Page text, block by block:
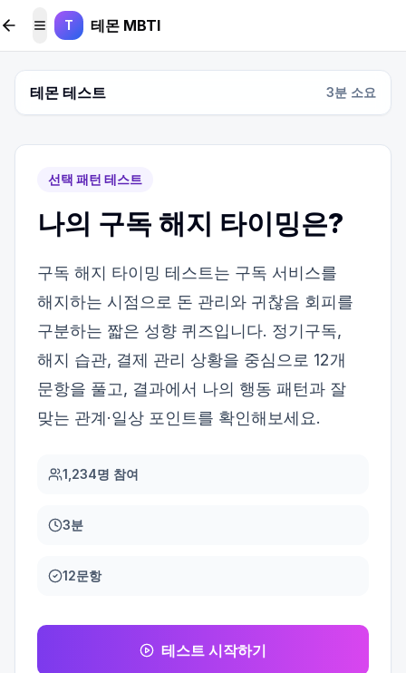
본문 바로가기
메뉴 토글
T 테몬 MBTI
테몬 테스트 3분 소요
선택 패턴 테스트
나의 구독 해지 타이밍은?
구독 해지 타이밍 테스트는 구독 서비스를
해지하는 시점으로 돈 관리와 귀찮음 회피를
구분하는 짧은 성향 퀴즈입니다. 정기구독,
해지 습관, 결제 관리 상황을 중심으로 12개
문항을 풀고, 결과에서 나의 행동 패턴과 잘
맞는 관계·일상 포인트를 확인해보세요.
1,234명 참여
3분
12문항
테스트 시작하기